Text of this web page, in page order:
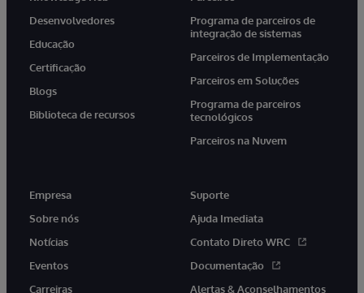
Desenvolvedores
Educação
Certificação
Blogs
Biblioteca de recursos
Programa de parceiros de
integração de sistemas
Parceiros de Implementação
Parceiros em Soluções
Programa de parceiros
tecnológicos
Parceiros na Nuvem
Empresa
Sobre nós
Notícias
Eventos
Carreiras
Suporte
Ajuda Imediata
Contato Direto WRC
Documentação
Alertas & Aconselhamentos